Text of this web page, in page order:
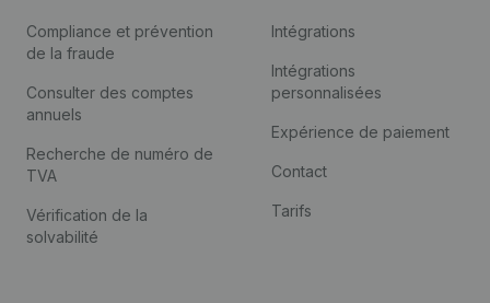
Compliance et prévention
de la fraude
Consulter des comptes
annuels
Recherche de numéro de
TVA
Vérification de la
solvabilité
Intégrations
Intégrations
personnalisées
Expérience de paiement
Contact
Tarifs